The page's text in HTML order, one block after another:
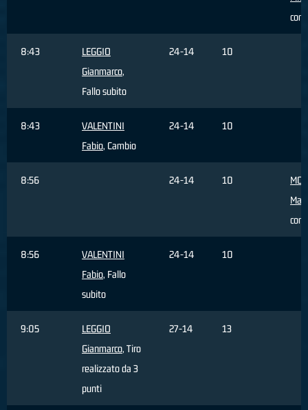
8:43
LEGGIO
Gianmarco,
Fallo subito
24-14 10
8:43
VALENTINI
Fabio, Cambio
24-14 10
8:56 24-14 10
8:56
VALENTINI
Fabio, Fallo
subito
24-14 10
9:05
LEGGIO
Gianmarco, Tiro
realizzato da 3
punti
27-14 13